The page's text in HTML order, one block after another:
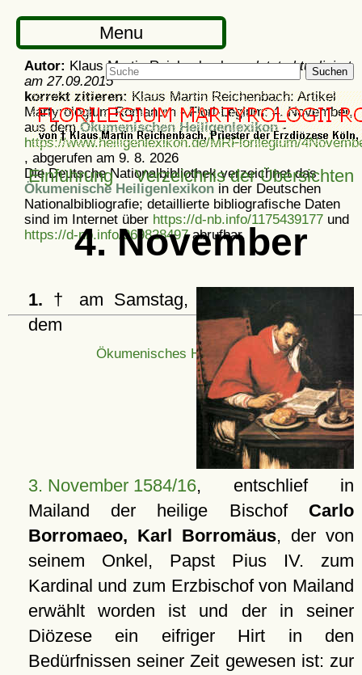
Menu
Suchen
Einführung Verzeichnis der Übersichten
4. November
1. † am Samstag,
dem
3. November 1584/16, entschlief in
Mailand der heilige Bischof Carlo
Borromaeo, Karl Borromäus, der von
seinem Onkel, Papst Pius IV. zum
Kardinal und zum Erzbischof von Mailand
erwählt worden ist und der in seiner
Diözese ein eifriger Hirt in den
Bedürfnissen seiner Zeit gewesen ist: zur
Autor: Klaus Martin Reichenbach -zuletzt aktualisiert
am 27.09.2015
korrekt zitieren:Klaus Martin Reichenbach: Artikel
Martyrologium Romanum - Flori-Legium: 4. November,
aus demÖkumenischen Heiligenlexikon-
https://www.heiligenlexikon.de/MRFlorilegium/
, abgerufen am 9. 8. 2026
Die Deutsche Nationalbibliothek verzeichnet das
Ökumenische Heiligenlexikon in der Deutschen
Nationalbibliografie; detaillierte bibliografische Daten
sind im Internet über https://d-nb.info/1175439177 und
https://d-nb.info/969828497abrufbar.
Ökumenisches Heiligenlexikon